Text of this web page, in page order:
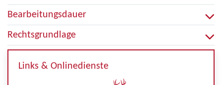
Bearbeitungsdauer
Rechtsgrundlage
Links & Onlinedienste